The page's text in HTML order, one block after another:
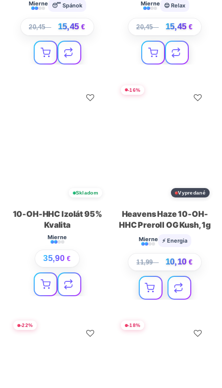
Mierne 😴 Spánok
20,45€ 15,45€
Mierne 😌 Relax
20,45€ 15,45€
Skladom
10-OH-HHC Izolát 95%
Kvalita
Mierne
35,90€
-16%
Vypredané
Heavens Haze 10-OH-
HHC Preroll OG Kush, 1g
Mierne ⚡ Energia
11,99€ 10,10€
-22% -18%